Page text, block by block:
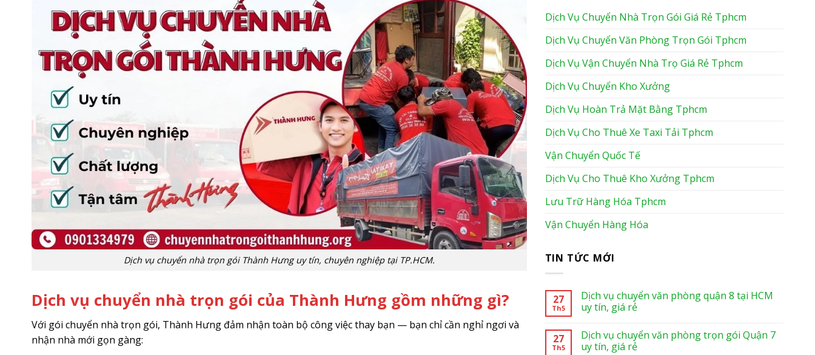
Dịch vụ chuyển nhà trọn gói Thành Hưng uy tín, chuyên nghiệp tại TP.HCM.
Dịch vụ chuyển nhà trọn gói của Thành Hưng gồm những gì?
Với gói chuyển nhà trọn gói, Thành Hưng đảm nhận toàn bộ công việc thay bạn — bạn chỉ cần nghỉ ngơi và
nhận nhà mới gọn gàng:
Dịch Vụ Chuyển Nhà Trọn Gói Giá Rẻ Tphcm
Dịch Vụ Chuyển Văn Phòng Trọn Gói Tphcm
Dịch Vụ Vận Chuyển Nhà Trọ Giá Rẻ Tphcm
Dịch Vụ Chuyển Kho Xưởng
Dịch Vụ Hoàn Trả Mặt Bằng Tphcm
Dịch Vụ Cho Thuê Xe Taxi Tải Tphcm
Vận Chuyển Quốc Tế
Dịch Vụ Cho Thuê Kho Xưởng Tphcm
Lưu Trữ Hàng Hóa Tphcm
Vận Chuyển Hàng Hóa
TIN TỨC MỚI
27
Th5
Dịch vụ chuyển văn phòng quận 8 tại HCM
uy tín, giá rẻ
27
Th5
Dịch vụ chuyển văn phòng trọn gói Quận 7
uy tín, giá rẻ